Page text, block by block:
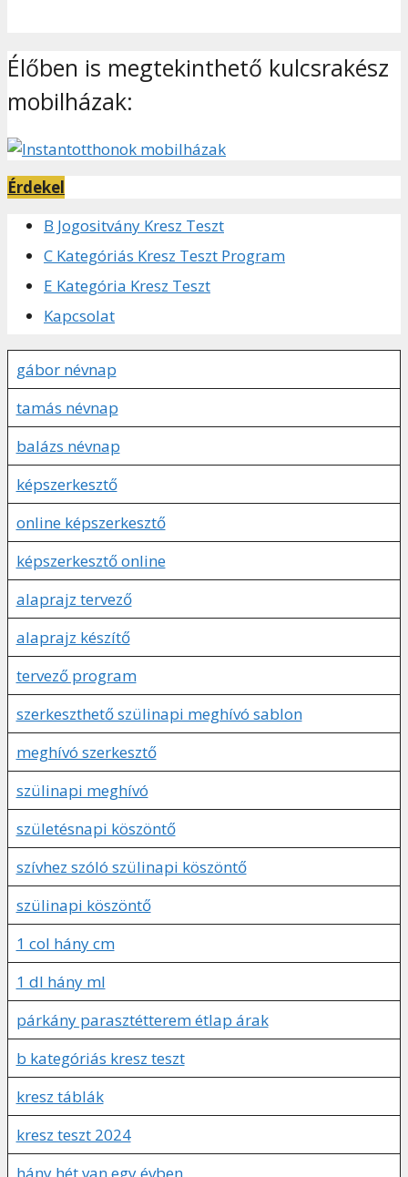
Élőben is megtekinthető kulcsrakész
mobilházak:
Érdekel
B Jogositvány Kresz Teszt
C Kategóriás Kresz Teszt Program
E Kategória Kresz Teszt
Kapcsolat
gábor névnap
tamás névnap
balázs névnap
képszerkesztő
online képszerkesztő
képszerkesztő online
alaprajz tervező
alaprajz készítő
tervező program
szerkeszthető szülinapi meghívó sablon
meghívó szerkesztő
szülinapi meghívó
születésnapi köszöntő
szívhez szóló szülinapi köszöntő
szülinapi köszöntő
1 col hány cm
1 dl hány ml
párkány parasztétterem étlap árak
b kategóriás kresz teszt
kresz táblák
kresz teszt 2024